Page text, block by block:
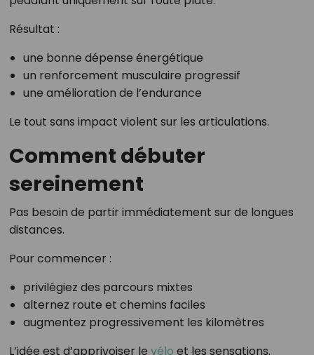
Résultat :
une bonne dépense énergétique
un renforcement musculaire progressif
une amélioration de l’endurance
Le tout sans impact violent sur les articulations.
Comment débuter
sereinement
Pas besoin de partir immédiatement sur de longues
distances.
Pour commencer :
privilégiez des parcours mixtes
alternez route et chemins faciles
augmentez progressivement les kilomètres
L’idée est d’apprivoiser le vélo et les sensations.